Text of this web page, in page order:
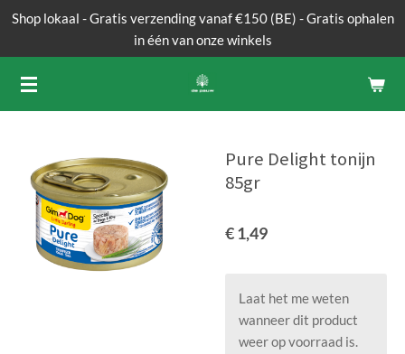
Ga
naar
de
Shop lokaal - Gratis verzending vanaf €150 (BE) - Gratis ophalen
in één van onze winkels
Pure Delight tonijn
85gr
€ 1,49
Laat het me weten
wanneer dit product
weer op voorraad is.